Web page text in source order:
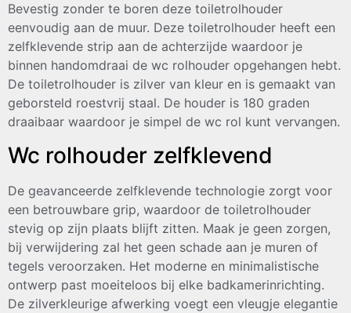
Bevestig zonder te boren deze toiletrolhouder
eenvoudig aan de muur. Deze toiletrolhouder heeft een
zelfklevende strip aan de achterzijde waardoor je
binnen handomdraai de wc rolhouder opgehangen hebt.
De toiletrolhouder is zilver van kleur en is gemaakt van
geborsteld roestvrij staal. De houder is 180 graden
draaibaar waardoor je simpel de wc rol kunt vervangen.
Wc rolhouder zelfklevend
De geavanceerde zelfklevende technologie zorgt voor
een betrouwbare grip, waardoor de toiletrolhouder
stevig op zijn plaats blijft zitten. Maak je geen zorgen,
bij verwijdering zal het geen schade aan je muren of
tegels veroorzaken. Het moderne en minimalistische
ontwerp past moeiteloos bij elke badkamerinrichting.
De zilverkleurige afwerking voegt een vleugje elegantie